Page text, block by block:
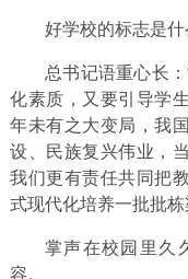
好学校的标志是
总书记语重心长
化素质，又要引导学
年未有之大变局，我
设、民族复兴伟业，
我们更有责任共同把
式现代化培养一批批栋
掌声在校园里久
容。